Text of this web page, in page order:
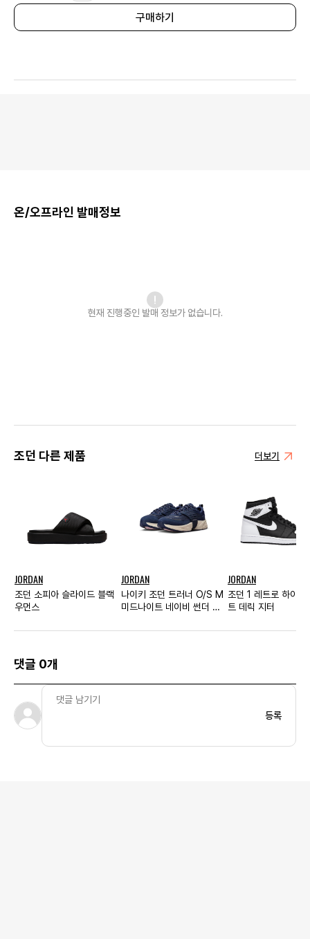
구매하기
온/오프라인 발매정보
현재 진행중인 발매 정보가 없습니다.
조던 다른 제품 더보기
JORDAN
조던 소피아 슬라이드 블랙
우먼스
JORDAN
나이키 조던 트러너 O/S M
미드나이트 네이비 썬더 블
핑크 폼
JORDAN
조던 1 레트로 하이
트 데릭 지터
댓글 0개
등록